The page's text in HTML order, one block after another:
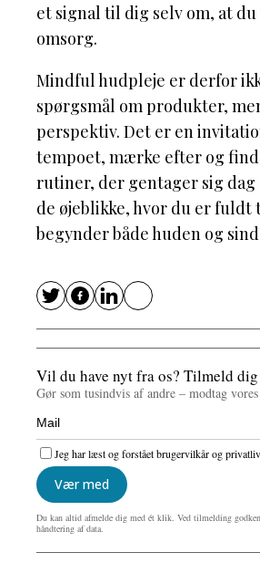
et signal til dig selv om, at
omsorg.
Mindful hudpleje er derfor
spørgsmål om produkter,
perspektiv. Det er en
tempoet, mærke efter og
rutiner, der gentager sig dag
de øjeblikke, hvor du er fuldt
begynder både huden og
Vil du have nyt fra os? Tilmeld
Gør som tusindvis af andre – modtag
Vær med
Jeg har læst og forstået brugervilkår og
Du kan altid afmelde dig med ét klik. Ved tilmelding
håndtering af data.